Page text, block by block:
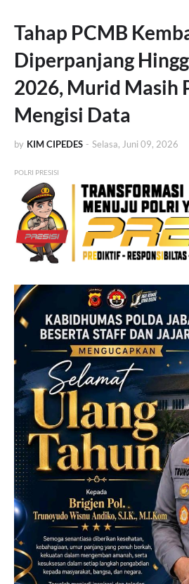
Tahap PCMB
Diperpanjang
2026, Murid Masih
Mengisi Data
by KIM CIPEDES - Selasa, Juni 09, 2026
POLRI PRESISI